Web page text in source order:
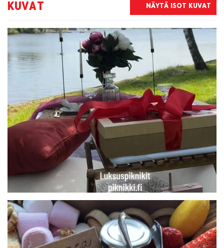
KUVAT NÄYTÄ ISOT KUVAT